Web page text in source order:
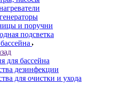
и поручни
подсветка
для бассейна
дезинфекции
для очистки и ухода